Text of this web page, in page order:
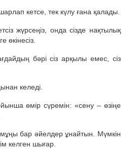
кетсе, тек күлу ғана қалады.
жүрсеңіз, онда сізде нақтылық
өкінесіз.
бәрі сіз арқылы емес, сіз
келеді.
өмір сүремін: «сену – өзіңе
бар әйелдер ұнайтын. Мүмкін
келген шығар.